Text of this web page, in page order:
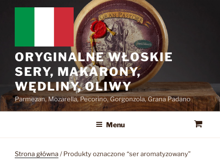
Przejdź
ORYGINALNE WŁOSKIE
SERY, MAKARONY,
WĘDLINY, OLIWY
Parmezan, Mozarella, Pecorino, Gorgonzola, Grana Padano
Menu
Strona główna/ Produkty oznaczone “ser aromatyzowany”